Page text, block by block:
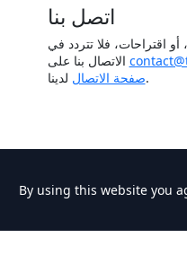
اتصل بنا
اقتراحات، فلا تتردد في
صفحة الاتصاللدينا.
By using this website you